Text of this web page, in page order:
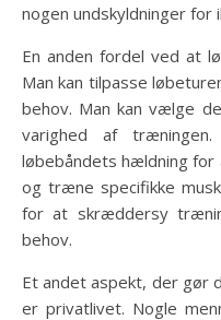
nogen undskyldninger for
En anden fordel ved at
Man kan tilpasse
behov. Man kan vælge
varighed af
løbebåndets hældning
og træne specifikke
for at skræddersy
behov.
Et andet aspekt, der gør
er privatlivet. Nogle